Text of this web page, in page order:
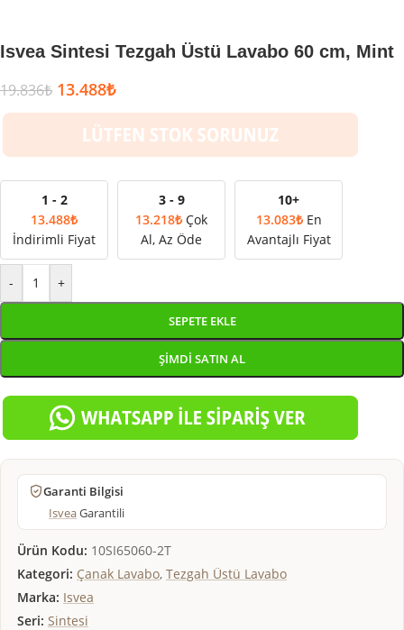
Isvea Sintesi Tezgah Üstü Lavabo 60 cm, Mint
19.836₺ 13.488₺
1 - 2
13.488₺
İndirimli Fiyat
3 - 9
13.218₺ Çok
Al, Az Öde
10+
13.083₺ En
Avantajlı Fiyat
- +
SEPETE EKLE
ŞIMDI SATIN AL
Garanti Bilgisi
IsveaGarantili
Ürün Kodu: 10SI65060-2T
Kategori: Çanak Lavabo, Tezgah Üstü Lavabo
Marka: Isvea
Seri: Sintesi